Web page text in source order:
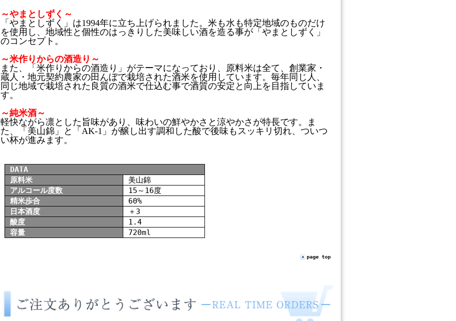
～やまとしずく～
「やまとしずく」は1994年に立ち上げられました。米も水も特定地域のものだけ
を使用し、地域性と個性のはっきりした美味しい酒を造る事が「やまとしずく」
のコンセプト。
～米作りからの酒造り～
また、「米作りからの酒造り」がテーマになっており、原料米は全て、創業家・
蔵人・地元契約農家の田んぼで栽培された酒米を使用しています。毎年同じ人、
同じ地域で栽培された良質の酒米で仕込む事で酒質の安定と向上を目指していま
す。
～純米酒～
軽快ながら凛とした旨味があり、味わいの鮮やかさと涼やかさが特長です。ま
た、「美山錦」と「AK-1」が醸し出す調和した酸で後味もスッキリ切れ、ついつ
い杯が進みます。
DATA
原料米
美山錦
アルコール度数
15～16度
精米歩合
60%
日本酒度
＋3
酸度
1.4
容量
720ml
page top